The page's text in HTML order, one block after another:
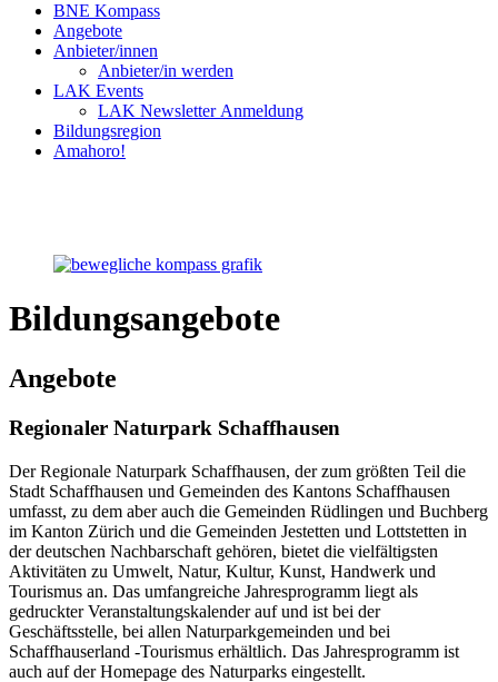
BNE Kompass
Angebote
Anbieter/innen
Anbieter/in werden
LAK Events
LAK Newsletter Anmeldung
Bildungsregion
Amahoro!
Bildungsangebote
Angebote
Regionaler Naturpark Schaffhausen
Der Regionale Naturpark Schaffhausen, der zum größten Teil die
Stadt Schaffhausen und Gemeinden des Kantons Schaffhausen
umfasst, zu dem aber auch die Gemeinden Rüdlingen und Buchberg
im Kanton Zürich und die Gemeinden Jestetten und Lottstetten in
der deutschen Nachbarschaft gehören, bietet die vielfältigsten
Aktivitäten zu Umwelt, Natur, Kultur, Kunst, Handwerk und
Tourismus an. Das umfangreiche Jahresprogramm liegt als
gedruckter Veranstaltungskalender auf und ist bei der
Geschäftsstelle, bei allen Naturparkgemeinden und bei
Schaffhauserland -Tourismus erhältlich. Das Jahresprogramm ist
auch auf der Homepage des Naturparks eingestellt.